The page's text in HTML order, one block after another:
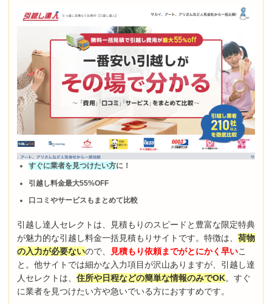
すぐに業者を見つけたい方に！
引越し料金最大55%OFF
口コミやサービスもまとめて比較
引越し達人セレクトは、見積もりのスピードと豊富な限定特典
が魅力的な引越し料金一括見積もりサイトです。特徴は、 荷物
の入力が必要ないので、 見積もり依頼までがとにかく早いこ
と。他サイトでは細かな入力項目が沢山ありますが、引越し達
人セレクトは、 住所や日程などの簡単な情報のみでOK。すぐ
に業者を見つけたい方や急いでいる方におすすめです。